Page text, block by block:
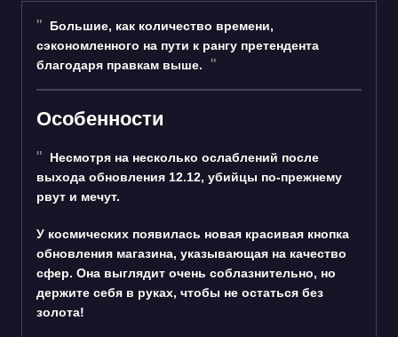
Большие, как количество времени,
сэкономленного на пути к рангу претендента
благодаря правкам выше.
Особенности
Несмотря на несколько ослаблений после
выхода обновления 12.12, убийцы по-прежнему
рвут и мечут.
У космических появилась новая красивая кнопка
обновления магазина, указывающая на качество
сфер. Она выглядит очень соблазнительно, но
держите себя в руках, чтобы не остаться без
золота!